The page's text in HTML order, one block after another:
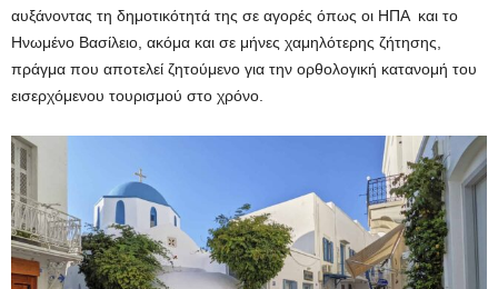
αυξάνοντας τη δημοτικότητά της σε αγορές όπως οι ΗΠΑ και το
Ηνωμένο Βασίλειο, ακόμα και σε μήνες χαμηλότερης ζήτησης,
πράγμα που αποτελεί ζητούμενο για την ορθολογική κατανομή του
εισερχόμενου τουρισμού στο χρόνο.